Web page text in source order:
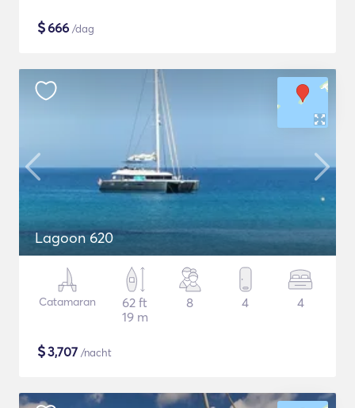
$666 /dag
Lagoon 620
Catamaran
62 ft
19 m
8 4 4
$3,707 /nacht